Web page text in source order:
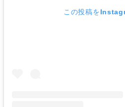
この投稿を